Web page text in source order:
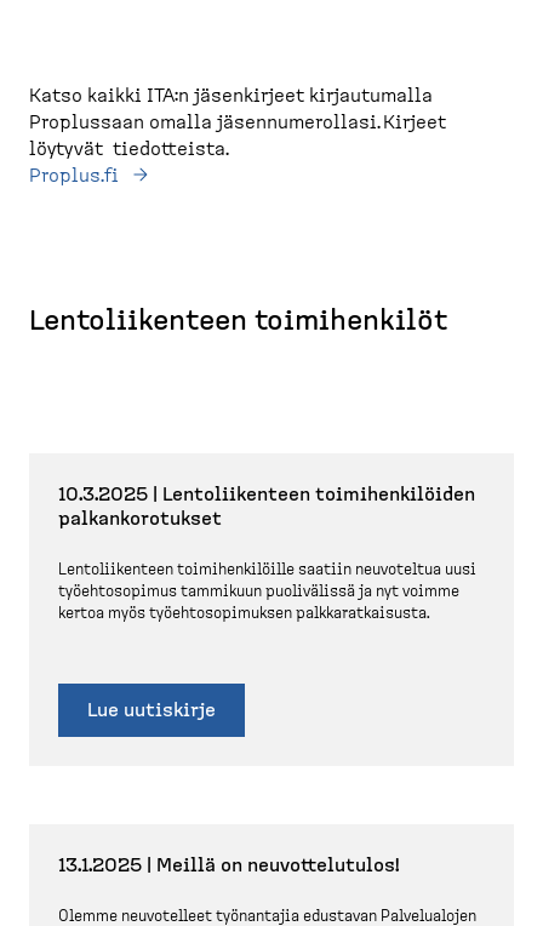
Katso kaikki ITA:n jäsenkirjeet kirjautumalla
Proplussaan omalla jäsennumerollasi. Kirjeet
löytyvät tiedotteista.
Proplus.fi
Lentoliikenteen toimihenkilöt
10.3.2025 | Lentolii­kenteen toimihen­ki­löiden
palkan­ko­ro­tukset
Lentolii­kenteen toimihen­ki­löille saatiin neuvoteltua uusi
työehto­sopimus tammikuun puolivälissä ja nyt voimme
kertoa myös työehto­so­pi­muksen palkka­rat­kaisusta.
Lue uutiskirje
13.1.2025 | Meillä on neuvot­te­lutulos!
Olemme neuvotelleet työnantajia edustavan Palvelualojen